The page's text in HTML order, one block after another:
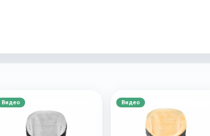
Видео Видео